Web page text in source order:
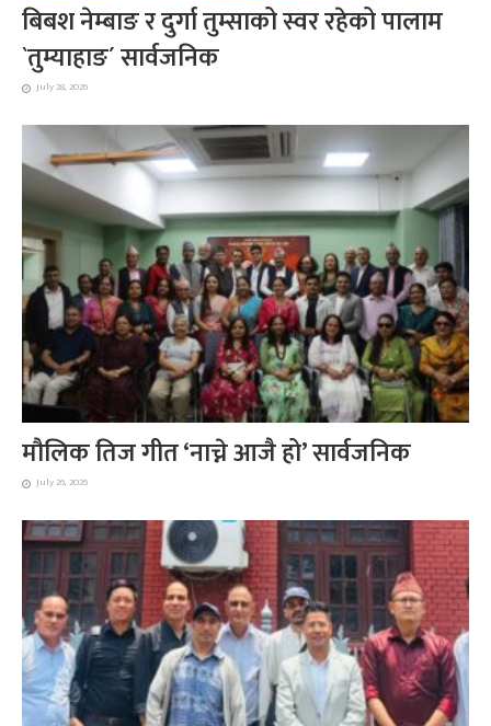
बिबश नेम्बाङ र दुर्गा तुम्साको स्वर रहेको पालाम
`तुम्याहाङ´ सार्वजनिक
July 28, 2026
मौलिक तिज गीत ‘नाच्ने आजै हो’ सार्वजनिक
July 26, 2026